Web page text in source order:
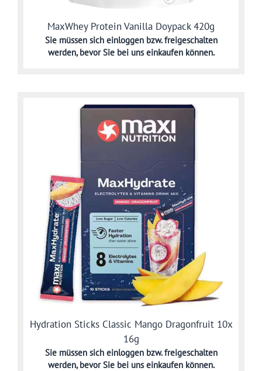
MaxWhey Protein Vanilla Doypack 420g
Sie müssen sich einloggen bzw. freigeschalten
werden,bevor Sie bei uns einkaufen können.
Hydration Sticks Classic Mango Dragonfruit 10x
16g
Sie müssen sich einloggen bzw. freigeschalten
werden,bevor Sie bei uns einkaufen können.